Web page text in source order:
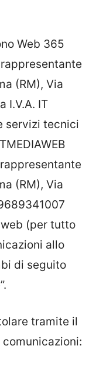
Web 365
(RM), Via
I.V.A. IT
servizi tecnici
(RM), Via
(per tutto
allo
di seguito
tramite il